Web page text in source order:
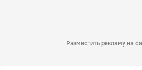
Разместить рекламу на